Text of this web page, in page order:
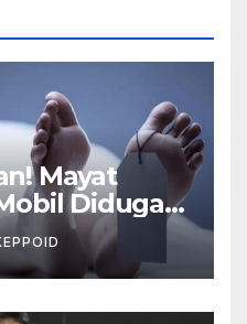
Mayat
Diduga
Bos Konter